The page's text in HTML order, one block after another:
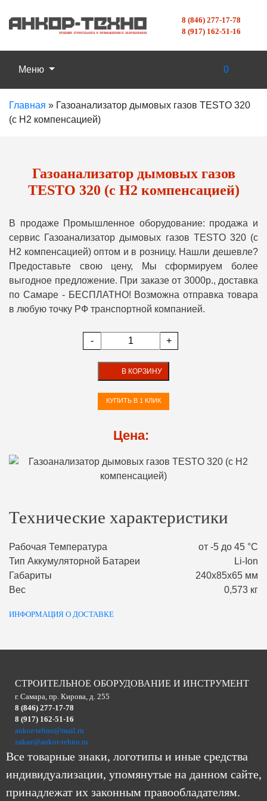
8 (846) 277-17-78
8 (917) 162-51-16
Меню 0
Главная » Газоанализатор дымовых газов TESTO 320
(с H2 компенсацией)
Газоанализатор дымовых газов
TESTO 320 (с H2 компенсацией)
В продаже Промышленное оборудование: продажа и
сервис Газоанализатор дымовых газов TESTO 320 (с
H2 компенсацией) оптом и в розницу. Нашли дешевле?
Предоставьте свою цену, Мы сформируем более
выгодное предложение. При заказе от 3000р., доставка
по Самаре - БЕСПЛАТНО! Возможна отправка товара
в любую точку РФ транспортной компанией.
- +
В КОРЗИНУ
КУПИТЬ В 1 КЛИК
Цена:
Технические характеристики
Рабочая Температура
от -5 до 45 °С
Тип Аккумуляторной Батареи
Li-Ion
Габариты
240х85х65 мм
Вес
0,573 кг
ИНФОРМАЦИЯ О ДОСТАВКЕ
СТРОИТЕЛЬНОЕ ОБОРУДОВАНИЕ И ИНСТРУМЕНТ
г. Самара, пр. Кирова, д. 255
8 (846) 277-17-78
8 (917) 162-51-16
ankor-tehno@mail.ru
zakaz@ankor-tehno.ru
Все товарные знаки, логотипы и иные средства
индивидуализации, упомянутые на данном сайте,
принадлежат их законным правообладателям.